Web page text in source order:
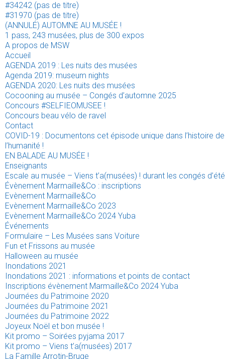
#34242 (pas de titre)
#31970 (pas de titre)
(ANNULÉ) AUTOMNE AU MUSÉE !
1 pass, 243 musées, plus de 300 expos
A propos de MSW
Accueil
AGENDA 2019 : Les nuits des musées
Agenda 2019: museum nights
AGENDA 2020: Les nuits des musées
Cocooning au musée – Congés d’automne 2025
Concours #SELFIEOMUSEE !
Concours beau vélo de ravel
Contact
COVID-19 : Documentons cet épisode unique dans l’histoire de
l’humanité !
EN BALADE AU MUSÉE !
Enseignants
Escale au musée – Viens t’a(musées) ! durant les congés d’été
Évènement Marmaille&Co : inscriptions
Evènement Marmaille&Co
Evènement Marmaille&Co 2023
Evènement Marmaille&Co 2024 Yuba
Événements
Formulaire – Les Musées sans Voiture
Fun et Frissons au musée
Halloween au musée
Inondations 2021
Inondations 2021 : informations et points de contact
Inscriptions évènement Marmaille&Co 2024 Yuba
Journées du Patrimoine 2020
Journées du Patrimoine 2021
Journées du Patrimoine 2022
Joyeux Noël et bon musée !
Kit promo – Soirées pyjama 2017
Kit promo – Viens t’a(musées) 2017
La Famille Arrotin-Bruge